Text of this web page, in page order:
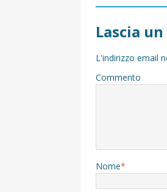
Lascia
L'indirizzo email
Commento
Nome*